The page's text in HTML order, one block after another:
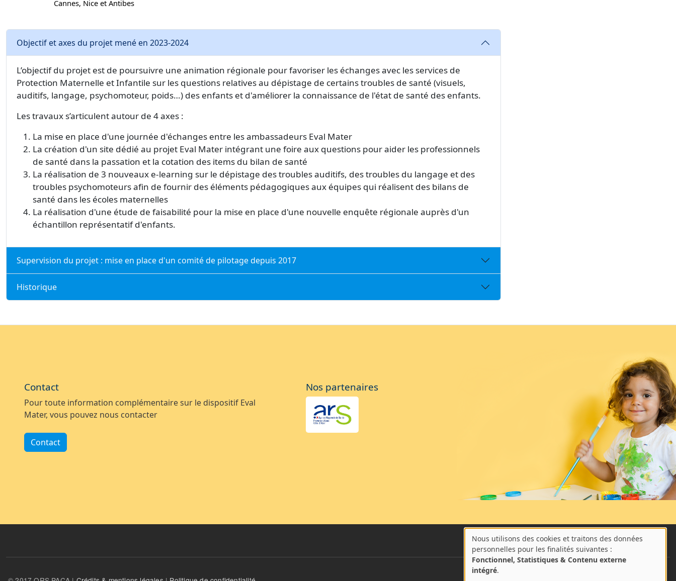
Cannes, Nice et Antibes
Objectif et axes du projet mené en 2023-2024
L’objectif du projet est de poursuivre une animation régionale pour favoriser les échanges avec les services de
Protection Maternelle et Infantile sur les questions relatives au dépistage de certains troubles de santé (visuels,
auditifs, langage, psychomoteur, poids…) des enfants et d'améliorer la connaissance de l'état de santé des enfants.
Les travaux s’articulent autour de 4 axes :
La mise en place d'une journée d'échanges entre les ambassadeurs Eval Mater
La création d'un site dédié au projet Eval Mater intégrant une foire aux questions pour aider les professionnels
de santé dans la passation et la cotation des items du bilan de santé
La réalisation de 3 nouveaux e-learning sur le dépistage des troubles auditifs, des troubles du langage et des
troubles psychomoteurs afin de fournir des éléments pédagogiques aux équipes qui réalisent des bilans de
santé dans les écoles maternelles
La réalisation d'une étude de faisabilité pour la mise en place d'une nouvelle enquête régionale auprès d'un
échantillon représentatif d'enfants.
Supervision du projet : mise en place d'un comité de pilotage depuis 2017
Historique
Contact
Pour toute information complémentaire sur le dispositif Eval
Mater, vous pouvez nous contacter
Contact
Nos partenaires
A
propos
des
Nous utilisons des cookies et traitons des données
personnelles pour les finalités suivantes :
Fonctionnel, Statistiques & Contenu externe
intégré.